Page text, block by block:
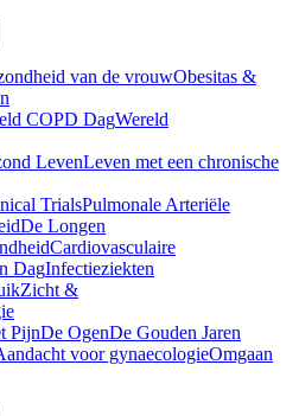
van de vrouwObesitas &
COPD DagWereld
LevenLeven met een chronische
TrialsPulmonale Arteriële
De Longen
Cardiovasculaire
DagInfectieziekten
Zicht &
PijnDe OgenDe Gouden Jaren
voor gynaecologieOmgaan